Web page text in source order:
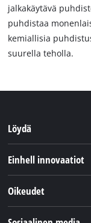
jalkakäytävä
puhdistaa
kemiallisia
suurella teholla.
Löydä
Einhell innovaatiot
Oikeudet